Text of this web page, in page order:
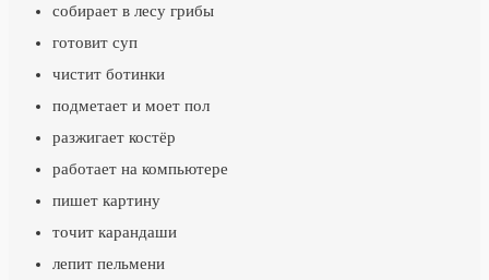
собирает в лесу грибы
готовит суп
чистит ботинки
подметает и моет пол
разжигает костёр
работает на компьютере
пишет картину
точит карандаши
лепит пельмени